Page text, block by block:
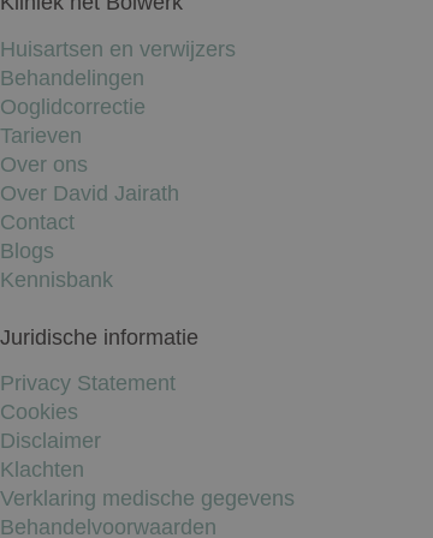
Huisartsen en verwijzers
Behandelingen
Ooglidcorrectie
Tarieven
Over ons
Over David Jairath
Contact
Blogs
Kennisbank
Juridische informatie
Privacy Statement
Cookies
Disclaimer
Klachten
Verklaring medische gegevens
Behandelvoorwaarden